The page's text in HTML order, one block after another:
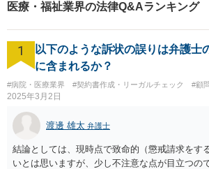
医療・福祉業界の法律Q&Aランキング
1
以下のような訴状の誤りは弁護士
に含まれるか？
#病院・医療業界 #契約書作成・リーガルチェック #顧
2025年3月2日
渡邊 雄太 弁護士
結論としては、現時点で致命的（懲戒請求をす
いとは思いますが、少し不注意な点が目立つの